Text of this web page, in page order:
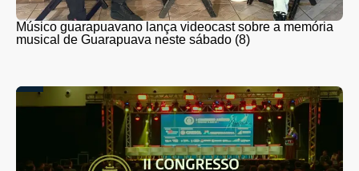
Músico guarapuavano lança videocast sobre a memória
musical de Guarapuava neste sábado (8)